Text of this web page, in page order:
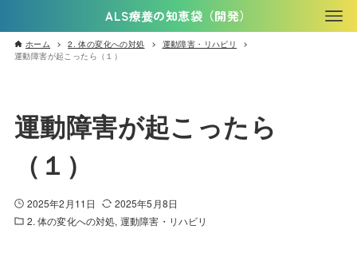
ALS療養の知恵袋（開発）
ホーム 2. 体の変化への対処
運動障害・リハビリ
運動障害が起こったら（１）
運動障害が起こったら
（１）
2025年2月11日
2025年5月8日
2. 体の変化への対処 運動障害・リハビリ